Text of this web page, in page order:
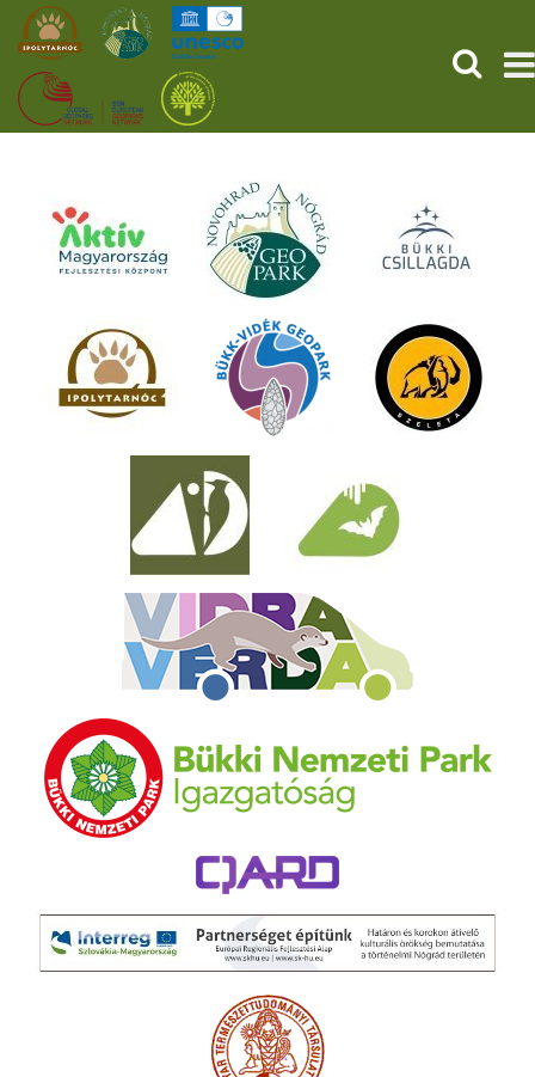
ŐSVILÁGI POMPEJI
SZOLGÁLTATÁSOK
PROGRAMOK
HÍREK
ONLINE JEGYVÁSÁRLÁS